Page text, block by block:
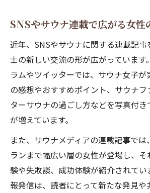
SNSやサウナ連載で広がる女性
近年、SNSやサウナに関する連載記事
士の新しい交流の形が広がっています
ラムやツイッターでは、サウナ女子
の感想やおすすめポイント、サウナフ
ターサウナの過ごし方などを写真付き
が増えています。
また、サウナメディアの連載記事で
ランまで幅広い層の女性が登場し、
験や失敗談、成功体験が紹介されてい
報発信は、読者にとって新たな発見や